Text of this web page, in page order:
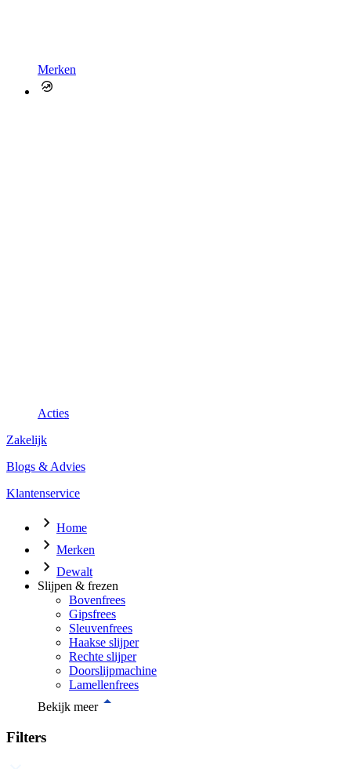
Merken
Acties
Zakelijk
Blogs & Advies
Klantenservice
Home
Merken
Dewalt
Slijpen & frezen
Bovenfrees
Gipsfrees
Sleuvenfrees
Haakse slijper
Rechte slijper
Doorslijpmachine
Lamellenfrees
Bekijk meer
Filters